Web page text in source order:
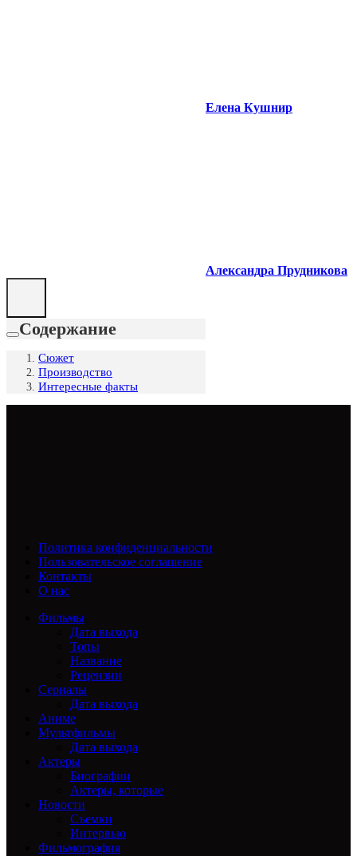
Елена Кушнир
Александра Прудникова
Содержание
Сюжет
Производство
Интересные факты
Политика конфиденциальности
Пользовательское соглашение
Контакты
О нас
Фильмы
Дата выхода
Топы
Название
Рецензии
Сериалы
Дата выхода
Аниме
Мультфильмы
Дата выхода
Актеры
Биографии
Актеры, которые
Новости
Съемки
Интервью
Фильмография